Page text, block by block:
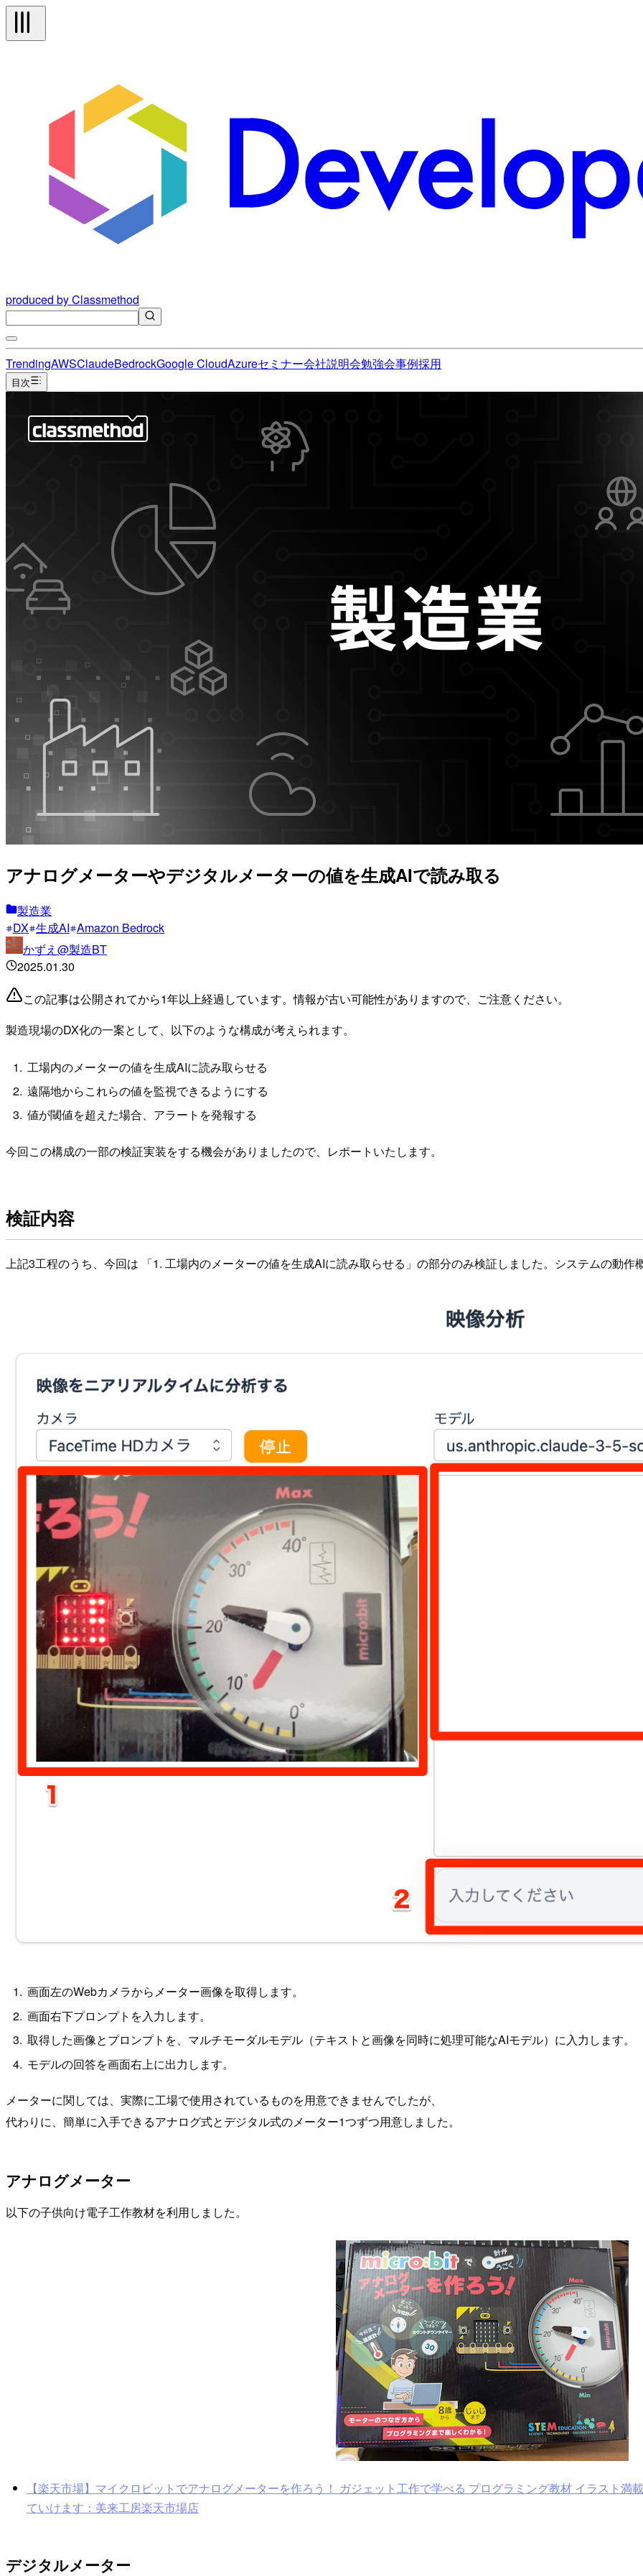
produced by Classmethod
TrendingAWSClaudeBedrockGoogle CloudAzureセミナー会社説明会勉強会事例採用
目次
アナログメーターやデジタルメーターの値を生成AIで読み取る
製造業
DX 生成AI Amazon Bedrock
かずえ@製造BT
2025.01.30
この記事は公開されてから1年以上経過しています。情報が古い可能性がありますので、ご注意ください。
製造現場のDX化の一案として、以下のような構成が考えられます。
工場内のメーターの値を生成AIに読み取らせる
遠隔地からこれらの値を監視できるようにする
値が閾値を超えた場合、アラートを発報する
今回この構成の一部の検証実装をする機会がありましたので、レポートいたします。
検証内容
上記3工程のうち、今回は 「1. 工場内のメーターの値を生成AIに読み取らせる」の部分のみ検証しました。システムの動作
画面左のWebカメラからメーター画像を取得します。
画面右下プロンプトを入力します。
取得した画像とプロンプトを、マルチモーダルモデル（テキストと画像を同時に処理可能なAIモデル）に入力します。
モデルの回答を画面右上に出力します。
メーターに関しては、実際に工場で使用されているものを用意できませんでしたが、
代わりに、簡単に入手できるアナログ式とデジタル式のメーター1つずつ用意しました。
アナログメーター
以下の子供向け電子工作教材を利用しました。
【楽天市場】マイクロビットでアナログメーターを作ろう！ ガジェット工作で学べる プログラミング教材 イラスト
ていけます：美来工房楽天市場店
デジタルメーター